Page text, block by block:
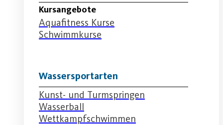
Kursangebote
Aquafitness Kurse
Schwimmkurse
Wassersportarten
Kunst- und Turmspringen
Wasserball
Wettkampfschwimmen